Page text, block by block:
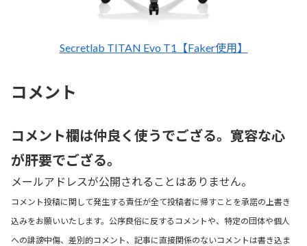
Secretlab TITAN Evo T1【Faker使用】
コメント
コメント欄は仲良く使うでござる。寛容な心
が肝要でござる。
メールアドレスが公開されることはありません。
コメント投稿に関して発生する責任が全て投稿者に帰すことを承諾の上書き
込みをお願いいたします。公序良俗に反するコメントや、特定の団体や個人
への誹謗中傷、差別的コメント、記事に直接関係のないコメントは書き込ま